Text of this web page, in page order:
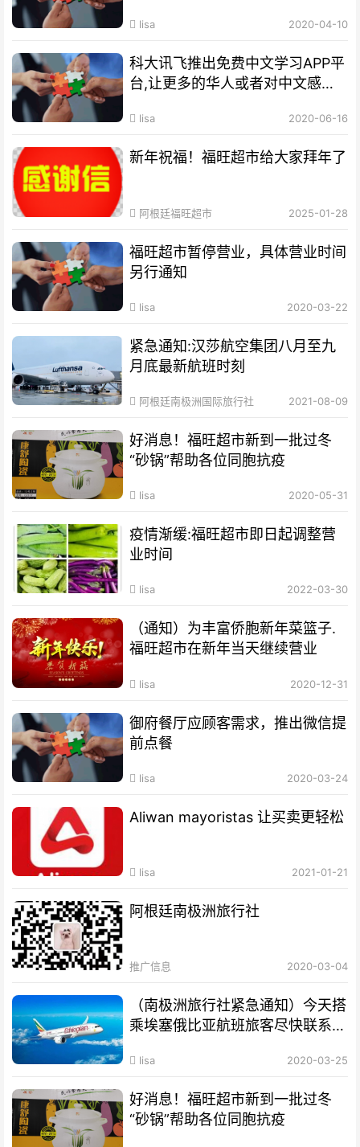
lisa 2020-04-10
科大讯飞推出免费中文学习APP平
台,让更多的华人或者对中文感兴
lisa 2020-06-16
新年祝福！福旺超市给大家拜年了
阿根廷福旺超市 2025-01-28
福旺超市暂停营业，具体营业时间
另行通知
lisa 2020-03-22
紧急通知:汉莎航空集团八月至九
月底最新航班时刻
阿根廷南极洲国际旅行社 2021-08-09
好消息！福旺超市新到一批过冬
“砂锅”帮助各位同胞抗疫
lisa 2020-05-31
疫情渐缓:福旺超市即日起调整营
业时间
lisa 2022-03-30
（通知）为丰富侨胞新年菜篮子.
福旺超市在新年当天继续营业
lisa 2020-12-31
御府餐厅应顾客需求，推出微信提
前点餐
lisa 2020-03-24
Aliwan mayoristas 让买卖更轻松
lisa 2021-01-21
阿根廷南极洲旅行社
推广信息 2020-03-04
（南极洲旅行社紧急通知）今天搭
乘埃塞俄比亚航班旅客尽快联系旅
lisa 2020-03-25
好消息！福旺超市新到一批过冬
“砂锅”帮助各位同胞抗疫